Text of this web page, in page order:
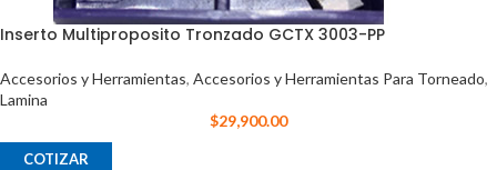
Inserto Multiproposito Tronzado GCTX 3003-PP
Accesorios y Herramientas, Accesorios y Herramientas Para Torneado,
Lamina
$29,900.00
COTIZAR